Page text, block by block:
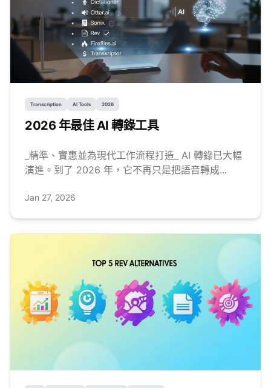
Transcription AI Tools 2026
2026 年最佳 AI 轉錄工具
_精準、實惠並為現代工作流程打造_ AI 轉錄已大幅
演進。到了 2026 年，它不再只是把語音轉成...
Jan 27, 2026